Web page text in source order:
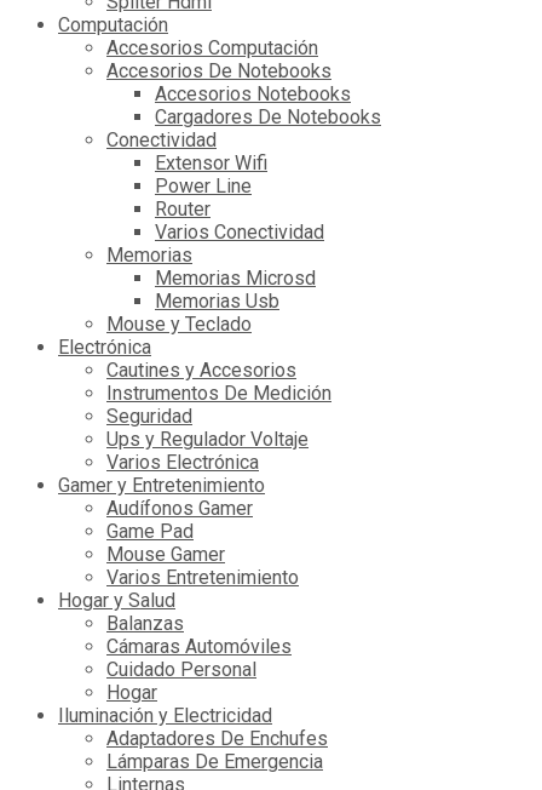
Computación
Accesorios Computación
Accesorios De Notebooks
Accesorios Notebooks
Cargadores De Notebooks
Conectividad
Extensor Wifi
Power Line
Router
Varios Conectividad
Memorias
Memorias Microsd
Memorias Usb
Mouse y Teclado
Electrónica
Cautines y Accesorios
Instrumentos De Medición
Seguridad
Ups y Regulador Voltaje
Varios Electrónica
Gamer y Entretenimiento
Audífonos Gamer
Game Pad
Mouse Gamer
Varios Entretenimiento
Hogar y Salud
Balanzas
Cámaras Automóviles
Cuidado Personal
Hogar
Iluminación y Electricidad
Adaptadores De Enchufes
Lámparas De Emergencia
Linternas